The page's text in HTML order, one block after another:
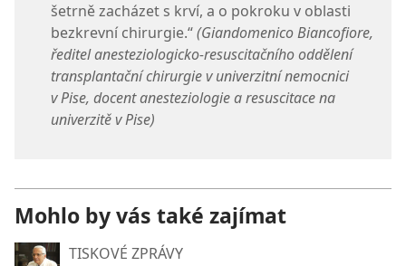
šetrně zacházet s krví, a o pokroku v oblasti
bezkrevní chirurgie.“(Giandomenico Biancofiore,
ředitel anesteziologicko-resuscitačního oddělení
transplantační chirurgie v univerzitní nemocnici
v Pise, docent anesteziologie a resuscitace na
univerzitě v Pise)
Mohlo by vás také zajímat
TISKOVÉ ZPRÁVY